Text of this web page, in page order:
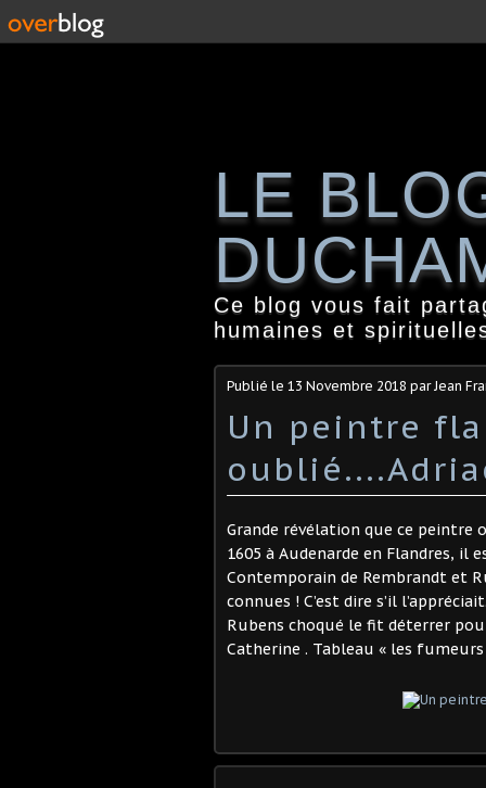
LE
Ce blog vous fait
humaines et
Publié le 13 Novembre 2018 par Jean
Un peintre
Grande révélation que ce peintre
1605 à Audenarde en Flandres, il
Contemporain de Rembrandt et
connues ! C’est dire s’il
Rubens choqué le fit déterrer
Catherine . Tableau « les